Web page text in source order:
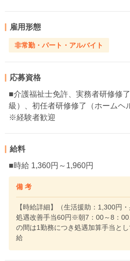
雇用形態
非常勤・パート・アルバイト
応募資格
■介護福祉士免許、実務者研修修
級）、初任者研修修了（ホームヘ
※経験者歓迎
給料
■時給 1,360円～1,960円
備 考
【時給詳細】（生活援助：1,300円
処遇改善手当60円※朝7：00～8：
の間は1勤務につき処遇加算手当と
給